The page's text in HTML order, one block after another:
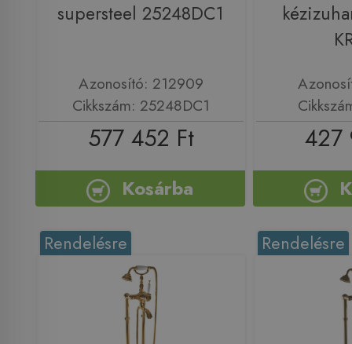
supersteel 25248DC1
Azonosító: 212909
Cikkszám: 25248DC1
577 452 Ft
Kosárba
427
Rendelésre Rendelésre